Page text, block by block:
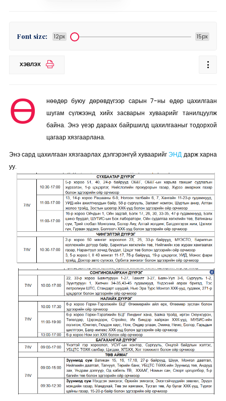
Font size: 12px 15px
ХЭВЛЭХ
Ө
нөөдөр буюу дөрөвдүгээр сарын 7-ны өдөр цахилгаан
шугам сүлжээнд хийх засварын хуваарийг танилцуулж
байна. Энэ үеэр дараах байршилд цахилгааныг тодорхой
цагаар хязгаарлана.
Энэ сард цахилгаан хязгаарлах дэлгэрэнгүй хуваарийгЭНД дарж харна
уу.